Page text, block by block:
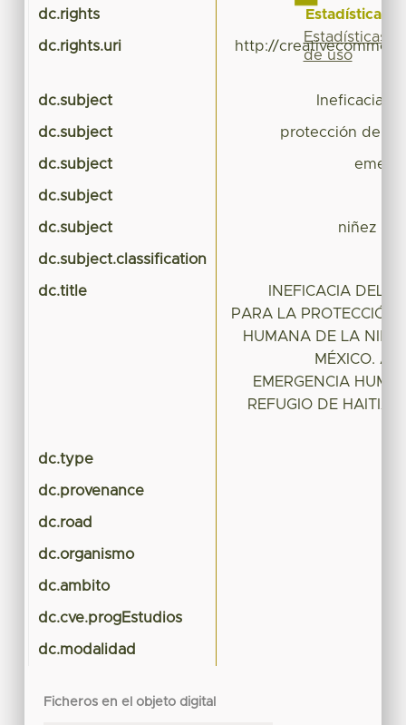
dc.rights
dc.rights.uri http://
dc.subject Ineficacia
dc.subject protección de la
dc.subject
dc.subject
dc.subject niñez
dc.subject.classification
dc.title
INEFICACIA DEL
PARA LA
HUMANA DE LA
MÉXICO.
EMERGENCIA
REFUGIO DE
dc.type
dc.provenance
dc.road
dc.organismo
dc.ambito
dc.cve.progEstudios
dc.modalidad
Ficheros en el objeto digital
Estadísticas
Estadísticas
de uso